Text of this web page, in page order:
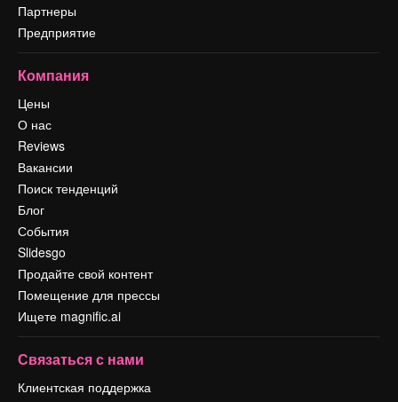
Партнеры
Предприятие
Компания
Цены
О нас
Reviews
Вакансии
Поиск тенденций
Блог
События
Slidesgo
Продайте свой контент
Помещение для прессы
Ищете magnific.ai
Связаться с нами
Клиентская поддержка